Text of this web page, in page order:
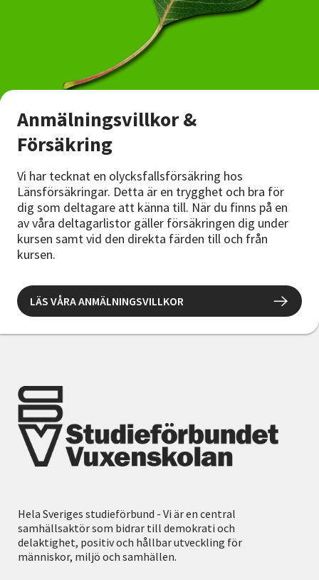
Anmälningsvillkor &
Försäkring
Vi har tecknat en olycksfallsförsäkring hos
Länsförsäkringar. Detta är en trygghet och bra för
dig som deltagare att känna till. När du finns på en
av våra deltagarlistor gäller försäkringen dig under
kursen samt vid den direkta färden till och från
kursen.
LÄS VÅRA ANMÄLNINGSVILLKOR
Hela Sveriges studieförbund - Vi är en central
samhällsaktör som bidrar till demokrati och
delaktighet, positiv och hållbar utveckling för
människor, miljö och samhällen.